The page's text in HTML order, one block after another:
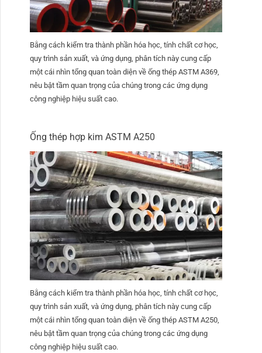
Bằng cách kiểm tra thành phần hóa học, tính chất cơ học,
quy trình sản xuất, và ứng dụng, phân tích này cung cấp
một cái nhìn tổng quan toàn diện về ống thép ASTM A369,
nêu bật tầm quan trọng của chúng trong các ứng dụng
công nghiệp hiệu suất cao.
Ống thép hợp kim ASTM A250
Bằng cách kiểm tra thành phần hóa học, tính chất cơ học,
quy trình sản xuất, và ứng dụng, phân tích này cung cấp
một cái nhìn tổng quan toàn diện về ống thép ASTM A250,
nêu bật tầm quan trọng của chúng trong các ứng dụng
công nghiệp hiệu suất cao.